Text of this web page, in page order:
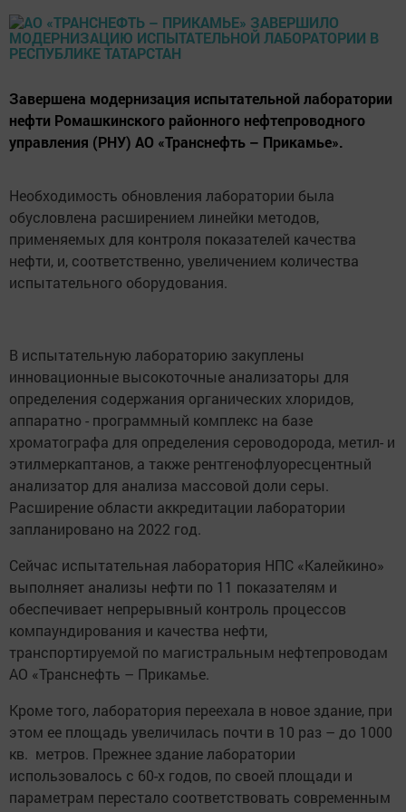
Завершена модернизация испытательной лаборатории
нефти Ромашкинского районного нефтепроводного
управления (РНУ) АО «Транснефть – Прикамье».
Необходимость обновления лаборатории была
обусловлена расширением линейки методов,
применяемых для контроля показателей качества
нефти, и, соответственно, увеличением количества
испытательного оборудования.
В испытательную лабораторию закуплены
инновационные высокоточные анализаторы для
определения содержания органических хлоридов,
аппаратно - программный комплекс на базе
хроматографа для определения сероводорода, метил- и
этилмеркаптанов, а также рентгенофлуоресцентный
анализатор для анализа массовой доли серы.
Расширение области аккредитации лаборатории
запланировано на 2022 год.
Сейчас испытательная лаборатория НПС «Калейкино»
выполняет анализы нефти по 11 показателям и
обеспечивает непрерывный контроль процессов
компаундирования и качества нефти,
транспортируемой по магистральным нефтепроводам
АО «Транснефть – Прикамье.
Кроме того, лаборатория переехала в новое здание, при
этом ее площадь увеличилась почти в 10 раз – до 1000
кв. метров. Прежнее здание лаборатории
использовалось с 60-х годов, по своей площади и
параметрам перестало соответствовать современным